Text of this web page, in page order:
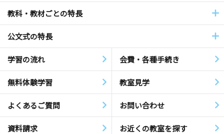
教科・教材ごとの特長
公文式の特長
学習の流れ 会費・各種手続き
無料体験学習 教室見学
よくあるご質問 お問い合わせ
資料請求 お近くの教室を探す